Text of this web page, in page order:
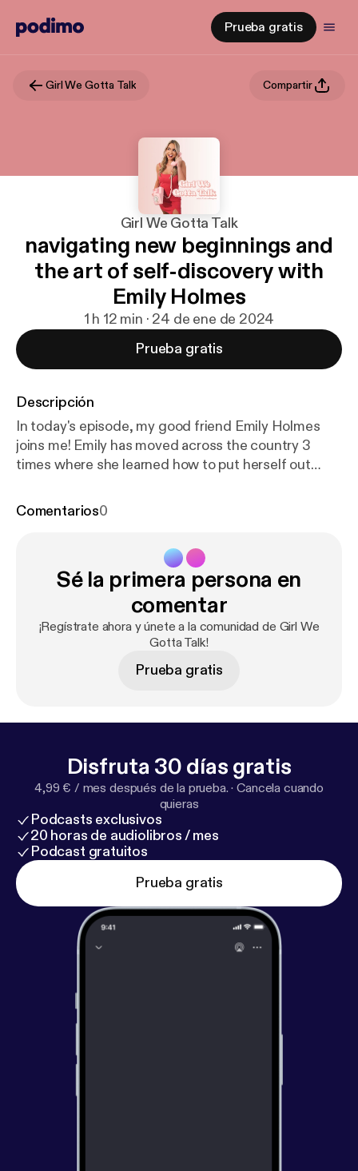
Prueba gratis
Girl We Gotta Talk Compartir
Girl We Gotta Talk
navigating new beginnings and
the art of self-discovery with
Emily Holmes
1 h 12 min · 24 de ene de 2024
Prueba gratis
Descripción
In today's episode, my good friend Emily Holmes
joins me! Emily has moved across the country 3
times where she learned how to put herself out
a self of independence. Tune in as we discuss what
quotes that capture the essence of growth and
reflection. Emily is one of my best friends and she
truly never fails to bring inspiration and valuable
insights to the table I am so glad she was able to be
on today's episode!
Comentarios0
Sé la primera persona en
comentar
¡Regístrate ahora y únete a la comunidad de Girl We
Gotta Talk!
Prueba gratis
Disfruta 30 días gratis
4,99 € / mes después de la prueba. ·Cancela cuando
quieras
Podcasts exclusivos
20 horas de audiolibros / mes
Podcast gratuitos
Prueba gratis